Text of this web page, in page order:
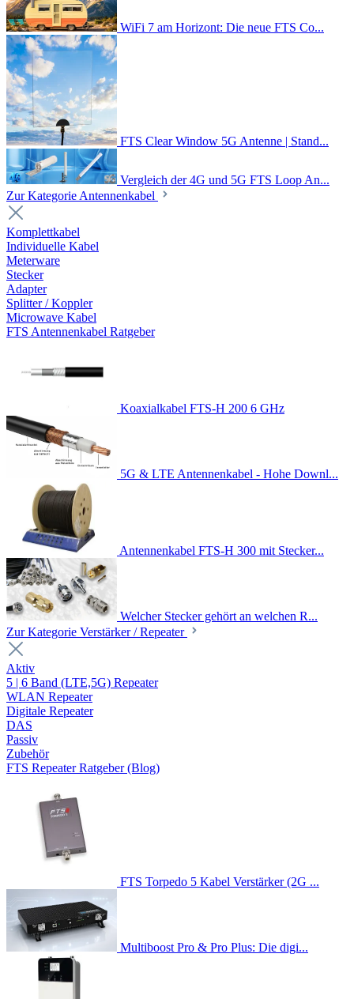
WiFi 7 am Horizont: Die neue FTS Co...
FTS Clear Window 5G Antenne | Stand...
Vergleich der 4G und 5G FTS Loop An...
Zur Kategorie Antennenkabel
Komplettkabel
Individuelle Kabel
Meterware
Stecker
Adapter
Splitter / Koppler
Microwave Kabel
FTS Antennenkabel Ratgeber
Koaxialkabel FTS-H 200 6 GHz
5G & LTE Antennenkabel - Hohe Downl...
Antennenkabel FTS-H 300 mit Stecker...
Welcher Stecker gehört an welchen R...
Zur Kategorie Verstärker / Repeater
Aktiv
5 | 6 Band (LTE,5G) Repeater
WLAN Repeater
Digitale Repeater
DAS
Passiv
Zubehör
FTS Repeater Ratgeber (Blog)
FTS Torpedo 5 Kabel Verstärker (2G ...
Multiboost Pro & Pro Plus: Die digi...